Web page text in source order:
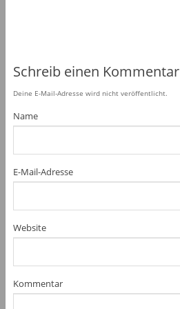
Schreib einen Kommentar
Deine E-Mail-Adresse wird nicht veröffentlicht.
Name
E-Mail-Adresse
Website
Kommentar